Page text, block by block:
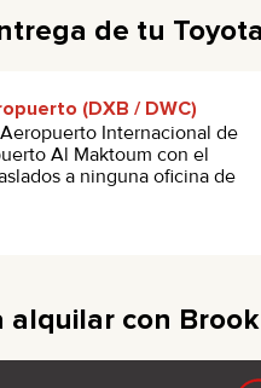
de tu
(DXB / DWC)
Internacional de
Al Maktoum con el
a ninguna oficina de
alquilar con